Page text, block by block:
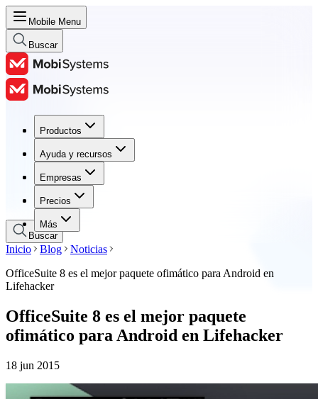
Mobile Menu
Buscar
Productos
Ayuda y recursos
Empresas
Precios
Más
Productos
Ayuda y recursos
Empresas
Precios
Buscar
Inicio Blog
Noticias
OfficeSuite 8 es el mejor paquete ofimático para Android en
Lifehacker
OfficeSuite 8 es el mejor paquete
ofimático para Android en Lifehacker
18 jun 2015